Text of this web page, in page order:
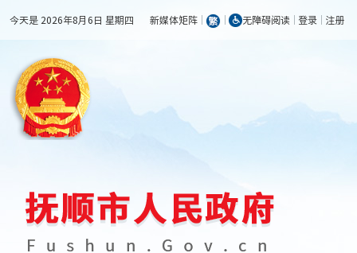
今天是 2026年8月6日 星期四 新媒体矩阵 无障碍阅读 登录 注册